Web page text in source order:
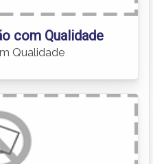
com Qualidade
Qualidade